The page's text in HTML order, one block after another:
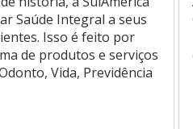
Saúde Integral a seus
Isso é feito por
de produtos e serviços
Vida, Previdência